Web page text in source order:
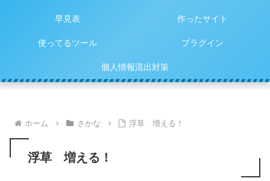
早見表 作ったサイト
使ってるツール プラグイン
個人情報流出対策
ホーム さかな 浮草 増える！
浮草 増える！